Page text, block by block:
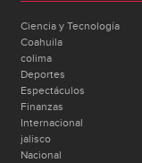
Ciencia y Tecnología
Coahuila
colima
Deportes
Espectáculos
Finanzas
Internacional
jalisco
Nacional